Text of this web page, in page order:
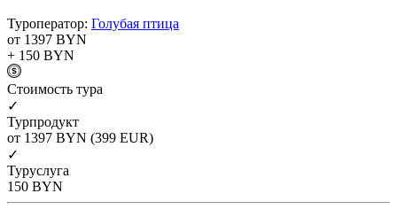
Туроператор: Голубая птица
от 1397 BYN
+ 150 BYN
Cтоимость тура
✓
Турпродукт
от 1397 BYN (399 EUR)
✓
Туруслуга
150 BYN